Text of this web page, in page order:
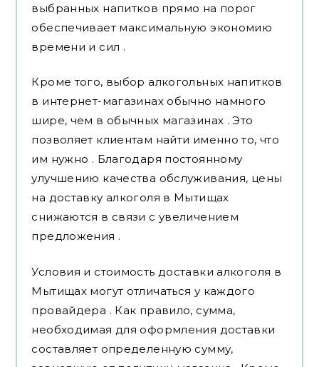
выбранных напитков прямо на порог
обеспечивает максимальную экономию
времени и сил .
Кроме того, выбор алкогольных напитков
в интернет-магазинах обычно намного
шире, чем в обычных магазинах . Это
позволяет клиентам найти именно то, что
им нужно . Благодаря постоянному
улучшению качества обслуживания, цены
на доставку алкоголя в Мытищах
снижаются в связи с увеличением
предложения .
Условия и стоимость доставки алкоголя в
Мытищах могут отличаться у каждого
провайдера . Как правило, сумма,
необходимая для оформления доставки
составляет определенную сумму,